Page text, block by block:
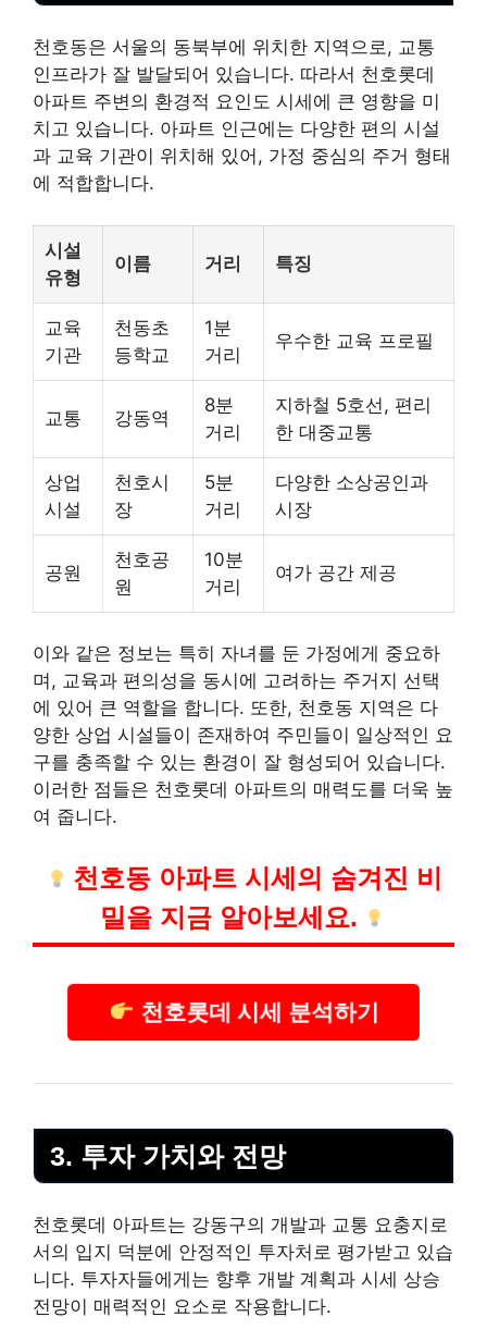
천호동은 서울의 동북부에 위치한 지역으로, 교통
인프라가 잘 발달되어 있습니다. 따라서 천호롯데
아파트 주변의 환경적 요인도 시세에 큰 영향을 미
치고 있습니다. 아파트 인근에는 다양한 편의 시설
과 교육 기관이 위치해 있어, 가정 중심의 주거 형태
에 적합합니다.
시설
유형
이름 거리 특징
교육
기관
천동초
등학교
1분
거리
우수한 교육 프로필
교통 강동역
8분
거리
지하철 5호선, 편리
한 대중교통
상업
시설
천호시
장
5분
거리
다양한 소상공인과
시장
공원
천호공
원
10분
거리
여가 공간 제공
이와 같은 정보는 특히 자녀를 둔 가정에게 중요하
며, 교육과 편의성을 동시에 고려하는 주거지 선택
에 있어 큰 역할을 합니다. 또한, 천호동 지역은 다
양한 상업 시설들이 존재하여 주민들이 일상적인 요
구를 충족할 수 있는 환경이 잘 형성되어 있습니다.
이러한 점들은 천호롯데 아파트의 매력도를 더욱 높
여 줍니다.
천호동 아파트 시세의 숨겨진 비
밀을 지금 알아보세요.
천호롯데 시세 분석하기
3. 투자 가치와 전망
천호롯데 아파트는 강동구의 개발과 교통 요충지로
서의 입지 덕분에 안정적인 투자처로 평가받고 있습
니다. 투자자들에게는 향후 개발 계획과 시세 상승
전망이 매력적인 요소로 작용합니다.